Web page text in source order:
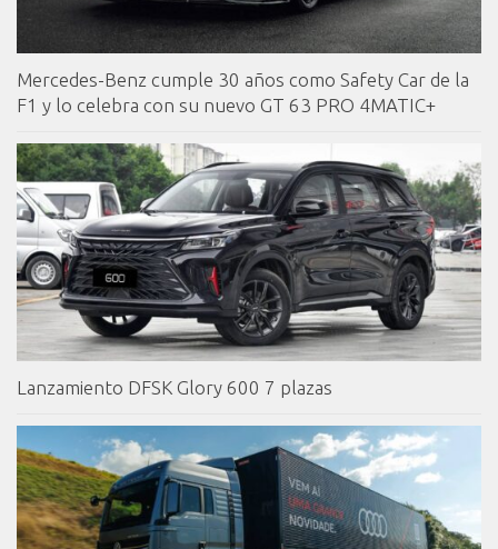
Mercedes-Benz cumple 30 años como Safety Car de la
F1 y lo celebra con su nuevo GT 63 PRO 4MATIC+
Lanzamiento DFSK Glory 600 7 plazas